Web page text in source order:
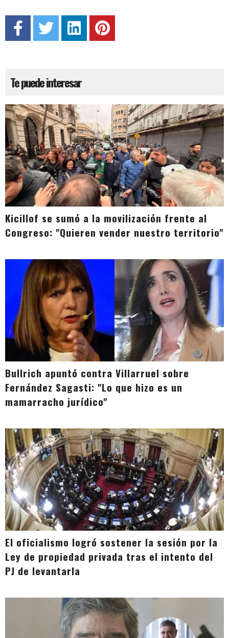
Te puede interesar
Kicillof se sumó a la movilización frente al
Congreso: "Quieren vender nuestro territorio"
Bullrich apuntó contra Villarruel sobre
Fernández Sagasti: "Lo que hizo es un
mamarracho jurídico"
El oficialismo logró sostener la sesión por la
Ley de propiedad privada tras el intento del
PJ de levantarla